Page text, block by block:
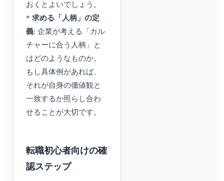
おくとよいでしょう。
* 求める「人柄」の定
義: 企業が考える「カル
チャーに合う人柄」と
はどのようなものか。
もし具体例があれば、
それが自身の価値観と
一致するか照らし合わ
せることが大切です。
転職初心者向けの確
認ステップ